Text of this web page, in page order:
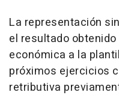
La representación
el resultado
económica a la
próximos ejercicios
retributiva